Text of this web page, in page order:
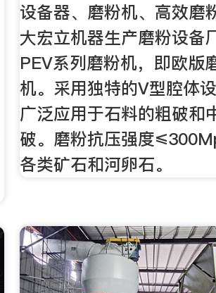
设备器、磨粉机、高效磨
大宏立机器生产磨粉设备
PEV系列磨粉机，即欧版
机。采用独特的V型腔体设
广泛应用于石料的粗破和
破。磨粉抗压强度
各类矿石和河卵石。